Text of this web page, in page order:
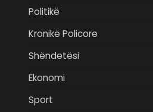
Politikë
Kronikë Policore
Shëndetësi
Ekonomi
Sport